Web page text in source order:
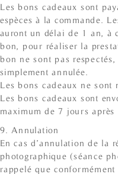
Les bons cadeaux sont
espèces à la commande.
auront un délai de 1 an, à
bon, pour réaliser la
bon ne sont pas
simplement annulée.
Les bons cadeaux ne sont
Les bons cadeaux sont
maximum de 7 jours après
9. Annulation
En cas d’annulation de la
photographique (séance
rappelé que